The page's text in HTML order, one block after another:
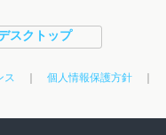
スクトップ
ス 個人情報保護方針